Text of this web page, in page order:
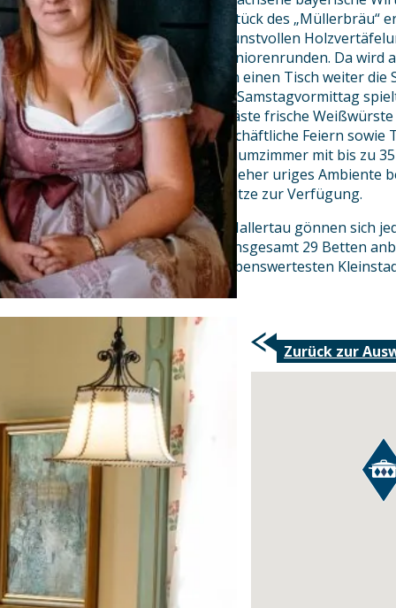
besten bei einem Blick ins Herzstück des „Müllerbräu“
gemütlichen Stubn mit seinen kunstvollen
mit Kindern neben geselligen Seniorenrunden. Da wird
Schafkopf gespielt, während sich einen Tisch weiter die
Bier schmecken lässt. Und jeden Samstagvormittag
Stubnmusi auf, zu der sich die Gäste frische
perfekte Ort für private und geschäftliche Feiern sowie
angeschlossenen edlen Kirschbaumzimmer mit bis zu
große Bayernstüberl durch sein eher uriges Ambiente
im Brauereigasthof rund 200 Plätze zur Verfügung.
Eine touristische Auszeit in der Hallertau gönnen sich
im angeschlossenen Hotel, das insgesamt 29 Betten
Parkplätzen und mitten in der lebenswertesten
Zurück zur